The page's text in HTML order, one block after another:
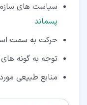
سیاست های
پسماند
حرکت به سمت
توجه به گونه
منابع طبیعی